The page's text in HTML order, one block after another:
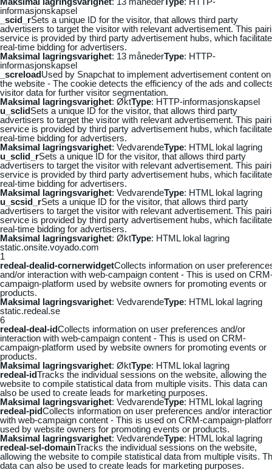
informasjonskapsel
_scid_rSets a unique ID for the visitor, that allows third party
advertisers to target the visitor with relevant advertisement. This
service is provided by third party advertisement hubs, which
real-time bidding for advertisers.
Maksimal lagringsvarighet: 13 månederType: HTTP-
informasjonskapsel
_screloadUsed by Snapchat to implement advertisement content on
the website - The cookie detects the efficiency of the ads and
visitor data for further visitor segmentation.
Maksimal lagringsvarighet: ØktType: HTTP-informasjonskapsel
u_sclidSets a unique ID for the visitor, that allows third party
advertisers to target the visitor with relevant advertisement. This
service is provided by third party advertisement hubs, which
real-time bidding for advertisers.
Maksimal lagringsvarighet: VedvarendeType: HTML lokal lagring
u_sclid_rSets a unique ID for the visitor, that allows third party
advertisers to target the visitor with relevant advertisement. This
service is provided by third party advertisement hubs, which
real-time bidding for advertisers.
Maksimal lagringsvarighet: VedvarendeType: HTML lokal lagring
u_scsid_rSets a unique ID for the visitor, that allows third party
advertisers to target the visitor with relevant advertisement. This
service is provided by third party advertisement hubs, which
real-time bidding for advertisers.
Maksimal lagringsvarighet: ØktType: HTML lokal lagring
static.onsite.voyado.com
1
redeal-dealid-cornerwidgetCollects information on user
and/or interaction with web-campaign content - This is used on
campaign-platform used by website owners for promoting events or
products.
Maksimal lagringsvarighet: VedvarendeType: HTML lokal lagring
static.redeal.se
6
redeal-deal-idCollects information on user preferences and/or
interaction with web-campaign content - This is used on CRM-
campaign-platform used by website owners for promoting events or
products.
Maksimal lagringsvarighet: ØktType: HTML lokal lagring
redeal-idTracks the individual sessions on the website, allowing the
website to compile statistical data from multiple visits. This data can
also be used to create leads for marketing purposes.
Maksimal lagringsvarighet: VedvarendeType: HTML lokal lagring
redeal-pidCollects information on user preferences and/or
with web-campaign content - This is used on CRM-campaign-
used by website owners for promoting events or products.
Maksimal lagringsvarighet: VedvarendeType: HTML lokal lagring
redeal-sel-domainTracks the individual sessions on the website,
allowing the website to compile statistical data from multiple visits.
data can also be used to create leads for marketing purposes.